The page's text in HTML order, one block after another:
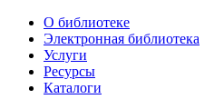
О библиотеке
Электронная библиотека
Услуги
Ресурсы
Каталоги